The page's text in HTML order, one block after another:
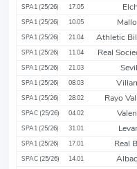
SPA1 (25/26) 17.05
SPA1 (25/26) 10.05
SPA1 (25/26) 21.04 Athletic
SPA1 (25/26) 11.04 Real
SPA1 (25/26) 21.03
SPA1 (25/26) 08.03
SPA1 (25/26) 28.02 Rayo
SPAC (25/26) 04.02
SPA1 (25/26) 31.01
SPA1 (25/26) 17.01 Real
SPAC (25/26) 14.01